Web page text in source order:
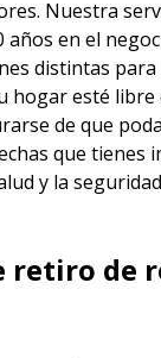
Nuestra
años en el
distintas
hogar esté
de que
que tienes
y la
de